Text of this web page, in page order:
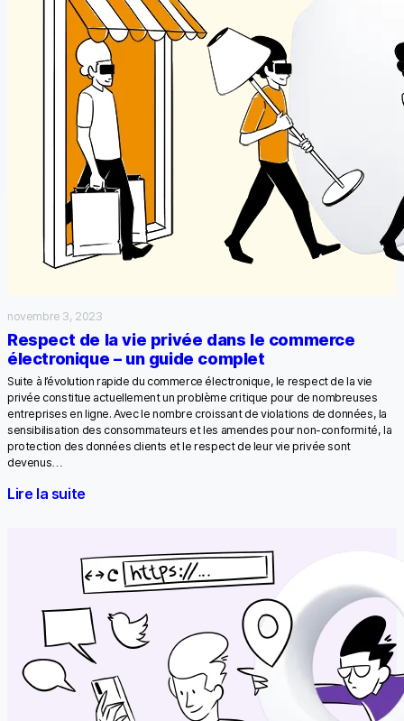
novembre 3, 2023
Respect de la vie privée dans le commerce
électronique – un guide complet
Suite à l’évolution rapide du commerce électronique, le respect de la vie
privée constitue actuellement un problème critique pour de nombreuses
entreprises en ligne. Avec le nombre croissant de violations de données, la
sensibilisation des consommateurs et les amendes pour non-conformité, la
protection des données clients et le respect de leur vie privée sont
devenus…
Lire la suite